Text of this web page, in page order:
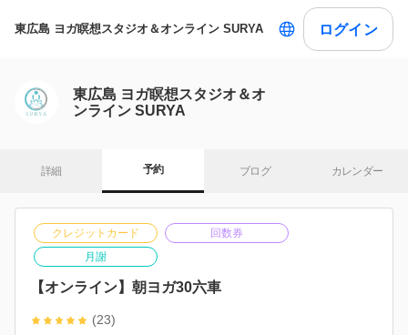
東広島 ヨガ瞑想スタジオ＆オンライン SURYA ログイン
東広島 ヨガ瞑想スタジオ＆オ
ンライン SURYA
詳細 予約 ブログ カレンダー
クレジットカード
回数券
月謝
【オンライン】朝ヨガ30六車
(23)